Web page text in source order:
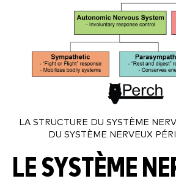
LA STRUCTURE DU SYSTÈME
DU SYSTÈME NERVEUX
LE SYSTÈME